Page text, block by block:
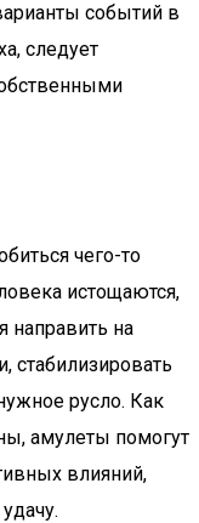
событий в
следует
чего-то
истощаются,
направить на
стабилизировать
русло. Как
амулеты помогут
влияний,